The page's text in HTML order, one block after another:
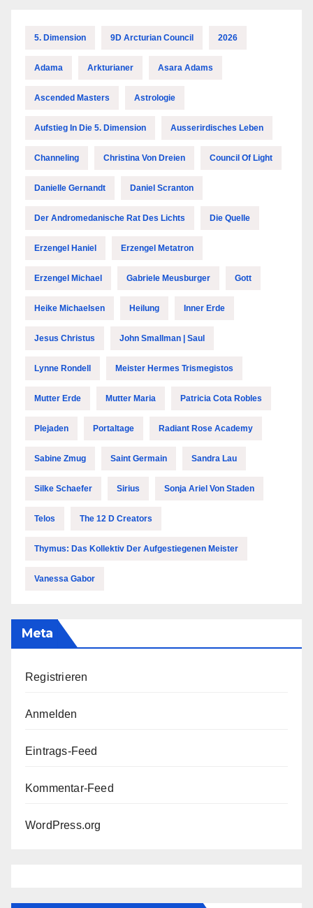
5. Dimension 9D Arcturian Council 2026
Adama Arkturianer Asara Adams
Ascended Masters Astrologie
Aufstieg In Die 5. Dimension Ausserirdisches Leben
Channeling Christina Von Dreien Council Of Light
Danielle Gernandt Daniel Scranton
Der Andromedanische Rat Des Lichts Die Quelle
Erzengel Haniel Erzengel Metatron
Erzengel Michael Gabriele Meusburger Gott
Heike Michaelsen Heilung Inner Erde
Jesus Christus John Smallman | Saul
Lynne Rondell Meister Hermes Trismegistos
Mutter Erde Mutter Maria Patricia Cota Robles
Plejaden Portaltage Radiant Rose Academy
Sabine Zmug Saint Germain Sandra Lau
Silke Schaefer Sirius Sonja Ariel Von Staden
Telos The 12 D Creators
Thymus: Das Kollektiv Der Aufgestiegenen Meister
Vanessa Gabor
Meta
Registrieren
Anmelden
Eintrags-Feed
Kommentar-Feed
WordPress.org